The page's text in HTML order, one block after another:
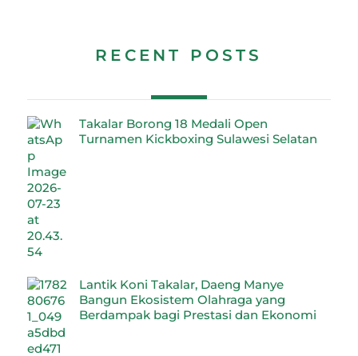
RECENT POSTS
Takalar Borong 18 Medali Open
Turnamen Kickboxing Sulawesi Selatan
Lantik Koni Takalar, Daeng Manye
Bangun Ekosistem Olahraga yang
Berdampak bagi Prestasi dan Ekonomi